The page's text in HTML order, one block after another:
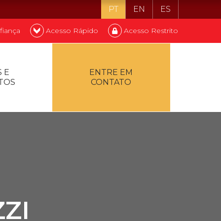
PT EN ES
Acesso Rápido Acesso Restrito
E
ENTRE EM
CONTATO